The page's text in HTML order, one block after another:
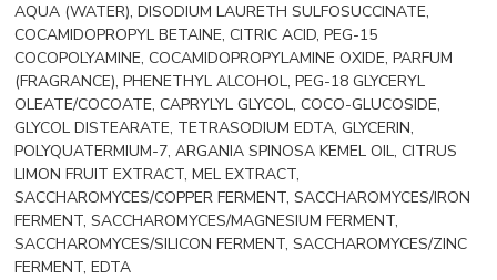
AQUA (WATER), DISODIUM LAURETH SULFOSUCCINATE,
COCAMIDOPROPYL BETAINE, CITRIC ACID, PEG-15
COCOPOLYAMINE, COCAMIDOPROPYLAMINE OXIDE, PARFUM
(FRAGRANCE), PHENETHYL ALCOHOL, PEG-18 GLYCERYL
OLEATE/COCOATE, CAPRYLYL GLYCOL, COCO-GLUCOSIDE,
GLYCOL DISTEARATE, TETRASODIUM EDTA, GLYCERIN,
POLYQUATERMIUM-7, ARGANIA SPINOSA KEMEL OIL, CITRUS
LIMON FRUIT EXTRACT, MEL EXTRACT,
SACCHAROMYCES/COPPER FERMENT, SACCHAROMYCES/IRON
FERMENT, SACCHAROMYCES/MAGNESIUM FERMENT,
SACCHAROMYCES/SILICON FERMENT, SACCHAROMYCES/ZINC
FERMENT, EDTA